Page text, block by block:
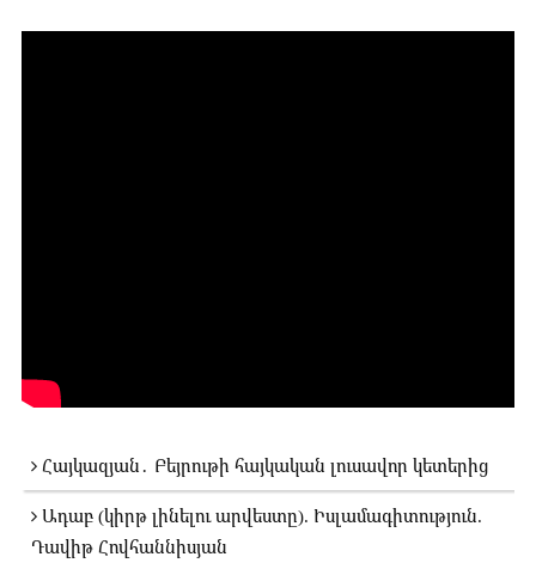
Հայկազյան․ Բեյրութի հայկական լուսավոր կետերից
Ադաբ (կիրթ լինելու արվեստը). Իսլամագիտություն.
Դավիթ Հովհաննիսյան